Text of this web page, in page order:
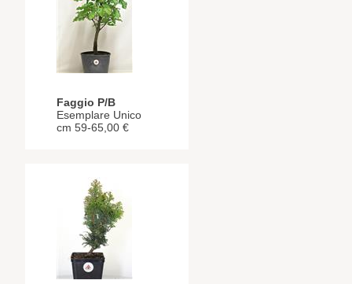
Faggio P/B
Esemplare Unico
cm 59-65,00 €